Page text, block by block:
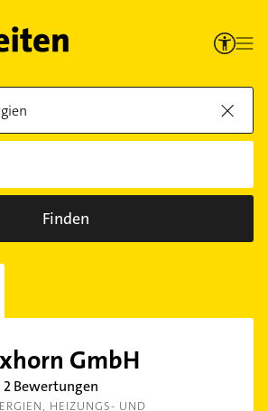
Finden
GmbH
2 Bewertungen
HEIZUNGS- UND